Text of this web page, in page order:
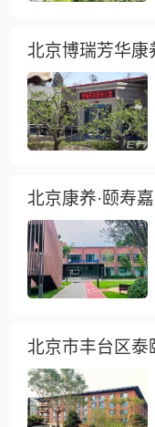
北京博瑞芳华康
北京康养·颐寿嘉
北京市丰台区泰